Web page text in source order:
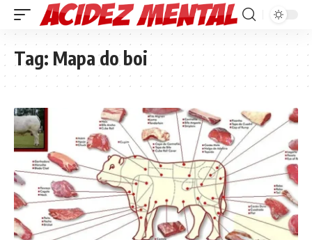
Tag: Mapa do boi